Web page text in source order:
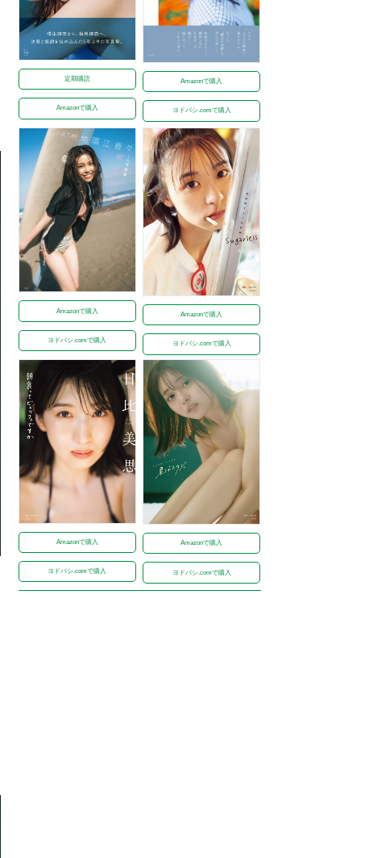
定期購読
Amazonで購入
Amazonで購入
ヨドバシ.comで購入
Amazonで購入
ヨドバシ.comで購入
Amazonで購入
ヨドバシ.comで購入
Amazonで購入
ヨドバシ.comで購入
Amazonで購入
ヨドバシ.comで購入